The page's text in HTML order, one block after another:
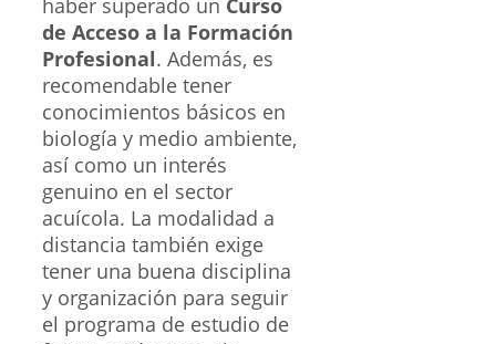
haber superado un Curso
de Acceso a la Formación
Profesional. Además, es
recomendable tener
conocimientos básicos en
biología y medio ambiente,
así como un interés
genuino en el sector
acuícola. La modalidad a
distancia también exige
tener una buena disciplina
y organización para seguir
el programa de estudio de